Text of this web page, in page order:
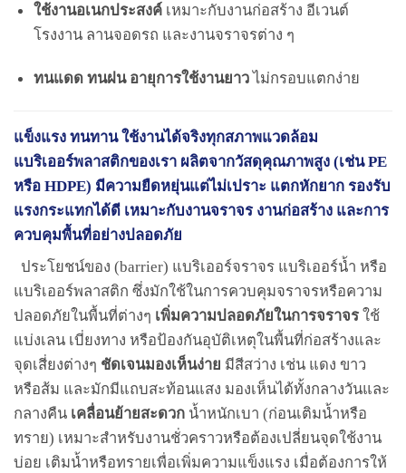
ใช้งานอเนกประสงค์เหมาะกับงานก่อสร้าง อีเวนต์
โรงงาน ลานจอดรถ และงานจราจรต่าง ๆ
ทนแดด ทนฝน อายุการใช้งานยาวไม่กรอบแตกง่าย
แข็งแรง ทนทาน ใช้งานได้จริงทุกสภาพแวดล้อม
แบริเออร์พลาสติกของเรา ผลิตจากวัสดุคุณภาพสูง (เช่น PE
หรือ HDPE) มีความยืดหยุ่นแต่ไม่เปราะ แตกหักยาก รองรับ
แรงกระแทกได้ดี เหมาะกับงานจราจร งานก่อสร้าง และการ
ควบคุมพื้นที่อย่างปลอดภัย
ประโยชน์ของ (barrier) แบริเออร์จราจร แบริเออร์น้ำ หรือ
แบริเออร์พลาสติก ซึ่งมักใช้ในการควบคุมจราจรหรือความ
ปลอดภัยในพื้นที่ต่างๆ เพิ่มความปลอดภัยในการจราจร ใช้
แบ่งเลน เบี่ยงทาง หรือป้องกันอุบัติเหตุในพื้นที่ก่อสร้างและ
จุดเสี่ยงต่างๆ ชัดเจนมองเห็นง่าย มีสีสว่าง เช่น แดง ขาว
หรือส้ม และมักมีแถบสะท้อนแสง มองเห็นได้ทั้งกลางวันและ
กลางคืน เคลื่อนย้ายสะดวก น้ำหนักเบา (ก่อนเติมน้ำหรือ
ทราย) เหมาะสำหรับงานชั่วคราวหรือต้องเปลี่ยนจุดใช้งาน
บ่อย เติมน้ำหรือทรายเพื่อเพิ่มความแข็งแรง เมื่อต้องการให้